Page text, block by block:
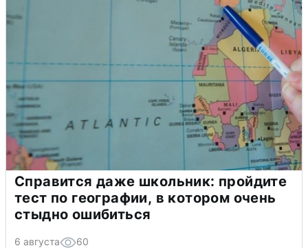
Справится даже школьник: пройдите
тест по географии, в котором очень
стыдно ошибиться
6 августа 60